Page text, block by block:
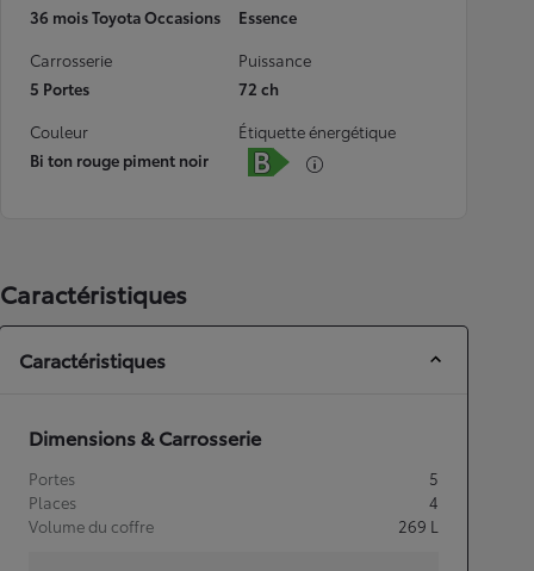
36 mois Toyota Occasions
Essence
Carrosserie
5 Portes
Puissance
72 ch
Couleur
Bi ton rouge piment noir
Étiquette énergétique
Caractéristiques
Caractéristiques
Dimensions & Carrosserie
Portes
5
Places
4
Volume du coffre
269 L